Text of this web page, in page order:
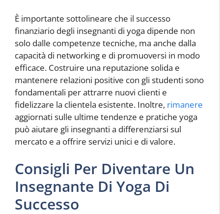
È importante sottolineare che il successo
finanziario degli insegnanti di yoga dipende non
solo dalle competenze tecniche, ma anche dalla
capacità di networking e di promuoversi in modo
efficace. Costruire una reputazione solida e
mantenere relazioni positive con gli studenti sono
fondamentali per attrarre nuovi clienti e
fidelizzare la clientela esistente. Inoltre, rimanere
aggiornati sulle ultime tendenze e pratiche yoga
può aiutare gli insegnanti a differenziarsi sul
mercato e a offrire servizi unici e di valore.
Consigli Per Diventare Un
Insegnante Di Yoga Di
Successo